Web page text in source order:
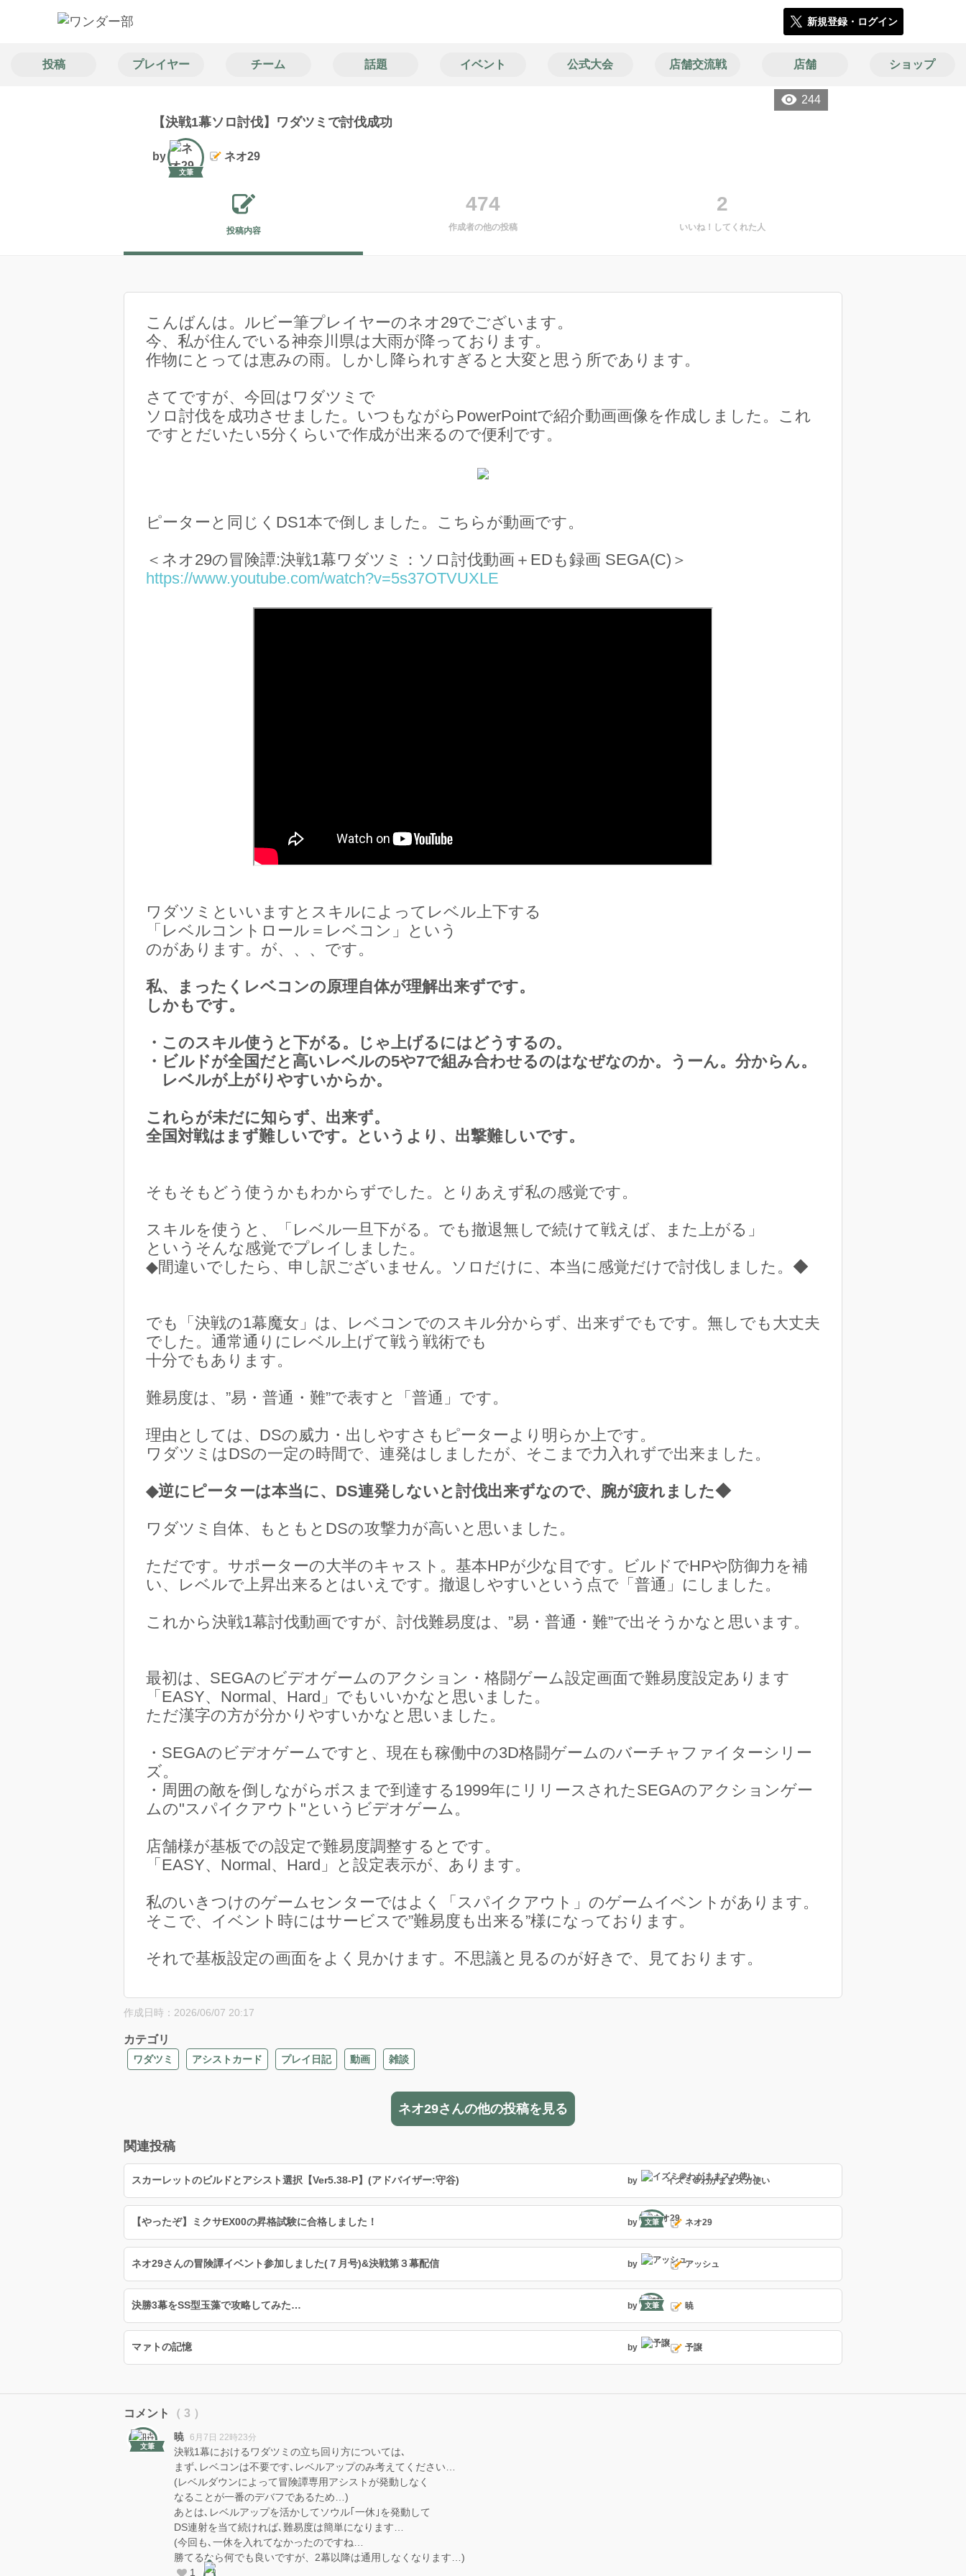
新規登録・ログイン
投稿 プレイヤー チーム 話題 イベント 公式大会 店舗交流戦 店舗 ショップ
244
【決戦1幕ソロ討伐】ワダツミで討伐成功
by
文筆
ネオ29
投稿内容
474
作成者の他の投稿
2
いいね！してくれた人
こんばんは。ルビー筆プレイヤーのネオ29でございます。
今、私が住んでいる神奈川県は大雨が降っております。
作物にとっては恵みの雨。しかし降られすぎると大変と思う所であります。
さてですが、今回はワダツミで
ソロ討伐を成功させました。いつもながらPowerPointで紹介動画画像を作成しました。これ
ですとだいたい5分くらいで作成が出来るので便利です。
ピーターと同じくDS1本で倒しました。こちらが動画です。
＜ネオ29の冒険譚:決戦1幕ワダツミ：ソロ討伐動画＋EDも録画 SEGA(C)＞
https://www.youtube.com/watch?v=5s37OTVUXLE
ワダツミといいますとスキルによってレベル上下する
「レベルコントロール＝レベコン」という
のがあります。が、、、です。
私、まったくレベコンの原理自体が理解出来ずです。
しかもです。
・このスキル使うと下がる。じゃ上げるにはどうするの。
・ビルドが全国だと高いレベルの5や7で組み合わせるのはなぜなのか。うーん。分からん。
レベルが上がりやすいからか。
これらが未だに知らず、出来ず。
全国対戦はまず難しいです。というより、出撃難しいです。
そもそもどう使うかもわからずでした。とりあえず私の感覚です。
スキルを使うと、「レベル一旦下がる。でも撤退無しで続けて戦えば、また上がる」
というそんな感覚でプレイしました。
◆間違いでしたら、申し訳ございません。ソロだけに、本当に感覚だけで討伐しました。◆
でも「決戦の1幕魔女」は、レベコンでのスキル分からず、出来ずでもです。無しでも大丈夫
でした。通常通りにレベル上げて戦う戦術でも
十分でもあります。
難易度は、”易・普通・難”で表すと「普通」です。
理由としては、DSの威力・出しやすさもピーターより明らか上です。
ワダツミはDSの一定の時間で、連発はしましたが、そこまで力入れずで出来ました。
◆逆にピーターは本当に、DS連発しないと討伐出来ずなので、腕が疲れました◆
ワダツミ自体、もともとDSの攻撃力が高いと思いました。
ただです。サポーターの大半のキャスト。基本HPが少な目です。ビルドでHPや防御力を補
い、レベルで上昇出来るとはいえです。撤退しやすいという点で「普通」にしました。
これから決戦1幕討伐動画ですが、討伐難易度は、”易・普通・難”で出そうかなと思います。
最初は、SEGAのビデオゲームのアクション・格闘ゲーム設定画面で難易度設定あります
「EASY、Normal、Hard」でもいいかなと思いました。
ただ漢字の方が分かりやすいかなと思いました。
・SEGAのビデオゲームですと、現在も稼働中の3D格闘ゲームのバーチャファイターシリー
ズ。
・周囲の敵を倒しながらボスまで到達する1999年にリリースされたSEGAのアクションゲー
ムの"スパイクアウト"というビデオゲーム。
店舗様が基板での設定で難易度調整するとです。
「EASY、Normal、Hard」と設定表示が、あります。
私のいきつけのゲームセンターではよく「スパイクアウト」のゲームイベントがあります。
そこで、イベント時にはサービスで”難易度も出来る”様になっております。
それで基板設定の画面をよく見かけます。不思議と見るのが好きで、見ております。
作成日時：2026/06/07 20:17
カテゴリ
ワダツミ アシストカード プレイ日記 動画 雑談
ネオ29さんの他の投稿を見る
関連投稿
スカーレットのビルドとアシスト選択【Ver5.38-P】(アドバイザー:守谷) by イズミ＠わがままスカ使い
【やったぞ】ミクサEX00の昇格試験に合格しました！ by 文筆 ネオ29
ネオ29さんの冒険譚イベント参加しました(７月号)&決戦第３幕配信 by アッシュ
決勝3幕をSS型玉藻で攻略してみた… by 文筆 暁
マァトの記憶 by 予譲
コメント （ 3 ）
文筆
暁 6月7日 22時23分
決戦1幕におけるワダツミの立ち回り方については､
まず､レベコンは不要です､レベルアップのみ考えてください…
(レベルダウンによって冒険譚専用アシストが発動しなく
なることが一番のデバフであるため…)
あとは､レベルアップを活かしてソウル｢一休｣を発動して
DS連射を当て続ければ､難易度は簡単になります…
(今回も､一休を入れてなかったのですね…
勝てるなら何でも良いですが、2幕以降は通用しなくなります…)
1